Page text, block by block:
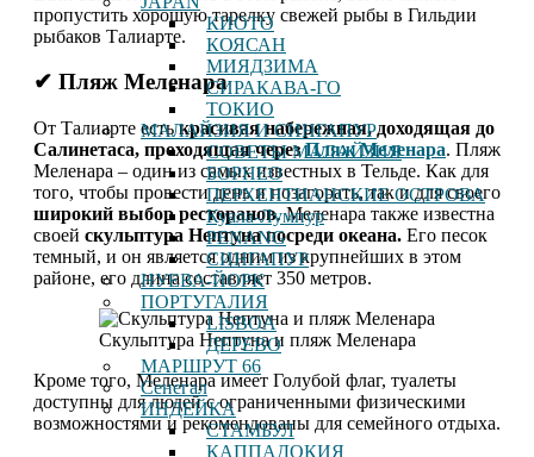
КИОТО
КОЯСАН
МИЯДЗИМА
СИРАКАВА-ГО
ТОКИО
МАЛАЙЗИЯ И СИНГАПУР
СОВЕТЫ МАЛАЙЗИЯ
БОРНЕО
ПЕРХЕНТИАНСКИЕ ОСТРОВА
Куала-Лумпур
PENANG
СИНГАПУР
НУЕВА-ЙОРК
ПОРТУГАЛИЯ
LISBOA
ДЕРЕВО
МАРШРУТ 66
Сенегал
ИНДЕЙКА
СТАМБУЛ
КАППАДОКИЯ
пропустить хорошую тарелку свежей рыбы в Гильдии
рыбаков Талиарте.
✔ Пляж Меленара
От Талиарте естькрасивая набережная, доходящая до
Салинетаса, проходящая черезПляж Меленара. Пляж
Меленара – один из самых известных в Тельде. Как для
того, чтобы провести день и позагорать, так и для своего
широкий выбор ресторанов. Меленара также известна
своей скульптура Нептуна посреди океана. Его песок
темный, и он является одним из крупнейших в этом
районе, его длина составляет 350 метров.
Скульптура Нептуна и пляж Меленара
Кроме того, Меленара имеет Голубой флаг, туалеты
доступны для людей с ограниченными физическими
возможностями и рекомендованы для семейного отдыха.